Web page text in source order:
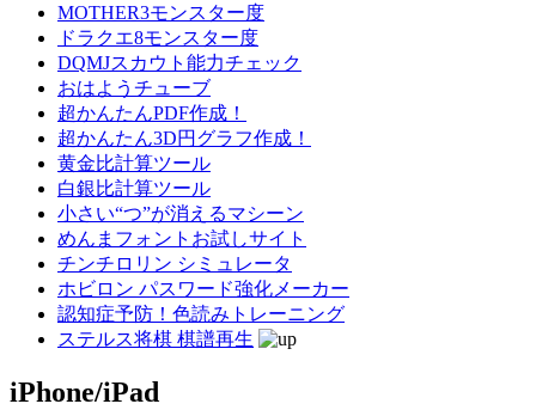
MOTHER3モンスター度
ドラクエ8モンスター度
DQMJスカウト能力チェック
おはようチューブ
超かんたんPDF作成！
超かんたん3D円グラフ作成！
黄金比計算ツール
白銀比計算ツール
小さい“つ”が消えるマシーン
めんまフォントお試しサイト
チンチロリン シミュレータ
ホビロン パスワード強化メーカー
認知症予防！色読みトレーニング
ステルス将棋 棋譜再生
iPhone/iPad